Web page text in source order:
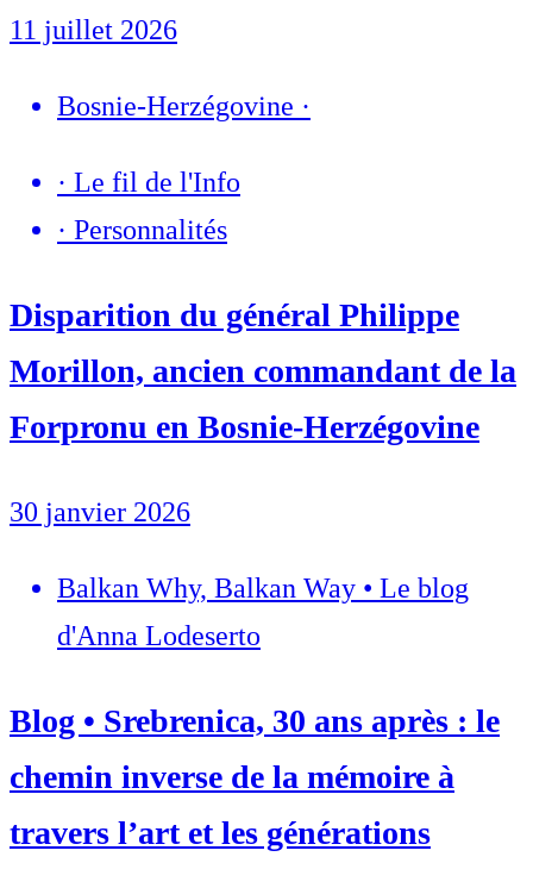
11 juillet 2026
Bosnie-Herzégovine ·
· Le fil de l'Info
· Personnalités
Disparition du général Philippe
Morillon, ancien commandant de la
Forpronu en Bosnie-Herzégovine
30 janvier 2026
Balkan Why, Balkan Way • Le blog
d'Anna Lodeserto
Blog • Srebrenica, 30 ans après : le
chemin inverse de la mémoire à
travers l’art et les générations